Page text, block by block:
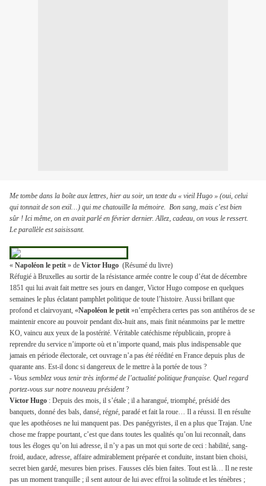
Me tombe dans la boîte aux lettres, hier au soir, un texte du « vieil Hugo » (oui, celui
qui tonnait de son exil…) qui me chatouille la mémoire. Bon sang, mais c’est bien
sûr ! Ici même, on en avait parlé en février dernier. Allez, cadeau, on vous le ressert.
Le parallèle est saisissant.
« Napoléon le petit » de Victor Hugo (Résumé du livre)
Réfugié à Bruxelles au sortir de la résistance armée contre le coup d’état de décembre
1851 qui lui avait fait mettre ses jours en danger, Victor Hugo compose en quelques
semaines le plus éclatant pamphlet politique de toute l’histoire. Aussi brillant que
profond et clairvoyant, «Napoléon le petit »n’empêchera certes pas son antihéros de se
maintenir encore au pouvoir pendant dix-huit ans, mais finit néanmoins par le mettre
KO, vaincu aux yeux de la postérité. Véritable catéchisme républicain, propre à
reprendre du service n’importe où et n’importe quand, mais plus indispensable que
jamais en période électorale, cet ouvrage n’a pas été réédité en France depuis plus de
quarante ans. Est-il donc si dangereux de le mettre à la portée de tous ?
- Vous semblez vous tenir très informé de l’actualité politique française. Quel regard
portez-vous sur notre nouveau président?
Victor Hugo : Depuis des mois, il s’étale ; il a harangué, triomphé, présidé des
banquets, donné des bals, dansé, régné, paradé et fait la roue… Il a réussi. Il en résulte
que les apothéoses ne lui manquent pas. Des panégyristes, il en a plus que Trajan. Une
chose me frappe pourtant, c’est que dans toutes les qualités qu’on lui reconnaît, dans
tous les éloges qu’on lui adresse, il n’y a pas un mot qui sorte de ceci : habilité, sang-
froid, audace, adresse, affaire admirablement préparée et conduite, instant bien choisi,
secret bien gardé, mesures bien prises. Fausses clés bien faites. Tout est là… Il ne reste
pas un moment tranquille ; il sent autour de lui avec effroi la solitude et les ténèbres ;